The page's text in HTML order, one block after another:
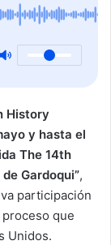
la
History
y hasta el
The 14th
Gardoqui”,
participación
que
Unidos.